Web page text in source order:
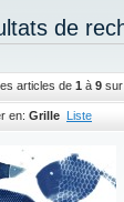
de
articles de 1 à 9 sur
en: Grille Liste